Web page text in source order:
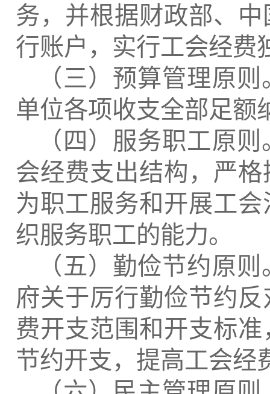
务，并根据财政部、
行账户，实行工会经费
（三）预算管理原
单位各项收支全部足额
（四）服务职工原
会经费支出结构，严
为职工服务和开展工
织服务职工的能力。
（五）勤俭节约原
府关于厉行勤俭节约
费开支范围和开支标
节约开支，提高工会经